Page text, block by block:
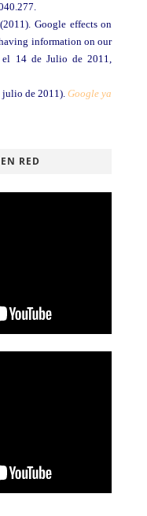
(2011).Google effects on
information on our
14 de Julio de 2011,
julio de 2011).Google ya
RED